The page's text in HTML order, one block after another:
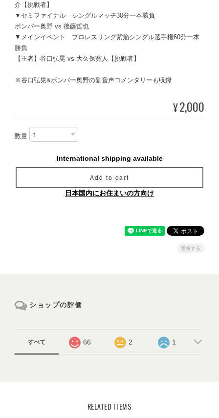
介【挑戦者】
▼セミファイナル シングルマッチ30分一本勝負
ボンバー奥野 vs 後藤哲也
▼メインイベント プロレスリング紫焔シングル選手権60分一本
勝負
【王者】谷口弘晃 vs 大久保寛人【挑戦者】
※谷口弘晃&ボンバー奥野の副音声コメンタリーも収録
¥2,000
数量
International shipping available
Add to cart
日本国内にお住まいの方向け
通報する
ショップの評価
すべて 66 2 1
RELATED ITEMS